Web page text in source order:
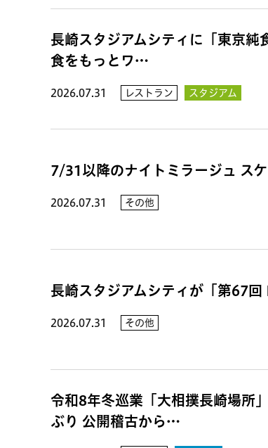
長崎スタジアムシティに「東京純
食をもっとワ…
2026.07.31 レストラン スタジアム
7/31以降のナイトミラージュ ス
2026.07.31 その他
長崎スタジアムシティが「第67回
2026.07.31 その他
令和8年冬巡業「大相撲長崎場所
ぶり 公開稽古から…